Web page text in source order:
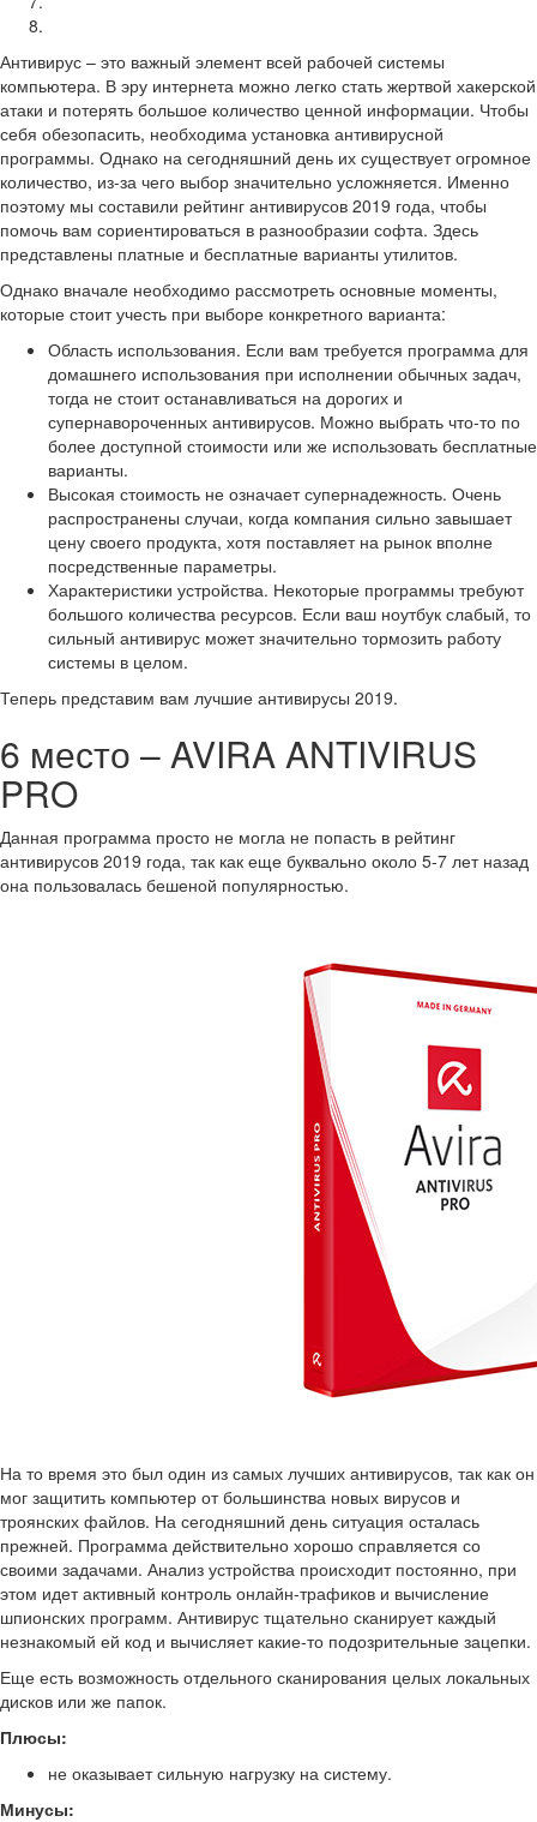
Антивирус – это важный элемент всей рабочей системы
компьютера. В эру интернета можно легко стать жертвой хакерской
атаки и потерять большое количество ценной информации. Чтобы
себя обезопасить, необходима установка антивирусной
программы. Однако на сегодняшний день их существует огромное
количество, из-за чего выбор значительно усложняется. Именно
поэтому мы составили рейтинг антивирусов 2019 года, чтобы
помочь вам сориентироваться в разнообразии софта. Здесь
представлены платные и бесплатные варианты утилитов.
Однако вначале необходимо рассмотреть основные моменты,
которые стоит учесть при выборе конкретного варианта:
Область использования. Если вам требуется программа для
домашнего использования при исполнении обычных задач,
тогда не стоит останавливаться на дорогих и
супернавороченных антивирусов. Можно выбрать что-то по
более доступной стоимости или же использовать бесплатные
варианты.
Высокая стоимость не означает супернадежность. Очень
распространены случаи, когда компания сильно завышает
цену своего продукта, хотя поставляет на рынок вполне
посредственные параметры.
Характеристики устройства. Некоторые программы требуют
большого количества ресурсов. Если ваш ноутбук слабый, то
сильный антивирус может значительно тормозить работу
системы в целом.
Теперь представим вам лучшие антивирусы 2019.
6 место – AVIRA ANTIVIRUS
PRO
Данная программа просто не могла не попасть в рейтинг
антивирусов 2019 года, так как еще буквально около 5-7 лет назад
она пользовалась бешеной популярностью.
На то время это был один из самых лучших антивирусов, так как он
мог защитить компьютер от большинства новых вирусов и
троянских файлов. На сегодняшний день ситуация осталась
прежней. Программа действительно хорошо справляется со
своими задачами. Анализ устройства происходит постоянно, при
этом идет активный контроль онлайн-трафиков и вычисление
шпионских программ. Антивирус тщательно сканирует каждый
незнакомый ей код и вычисляет какие-то подозрительные зацепки.
Еще есть возможность отдельного сканирования целых локальных
дисков или же папок.
Плюсы:
не оказывает сильную нагрузку на систему.
Минусы: